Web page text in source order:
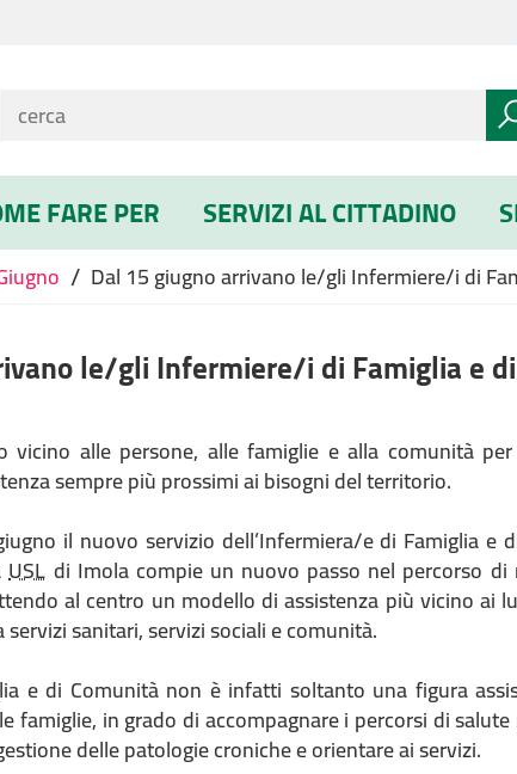
FARE PER SERVIZI AL CITTADINO
/ Dal 15 giugno arrivano le/gli Infermiere/i di
le/gli Infermiere/i di Famiglia e
alle persone, alle famiglie e alla comunità
sempre più prossimi ai bisogni del territorio.
il nuovo servizio dell’Infermiera/e di Famiglia e
USL di Imola compie un nuovo passo nel percorso
al centro un modello di assistenza più vicino ai
sanitari, servizi sociali e comunità.
e di Comunità non è infatti soltanto una figura
famiglie, in grado di accompagnare i percorsi di
delle patologie croniche e orientare ai servizi.